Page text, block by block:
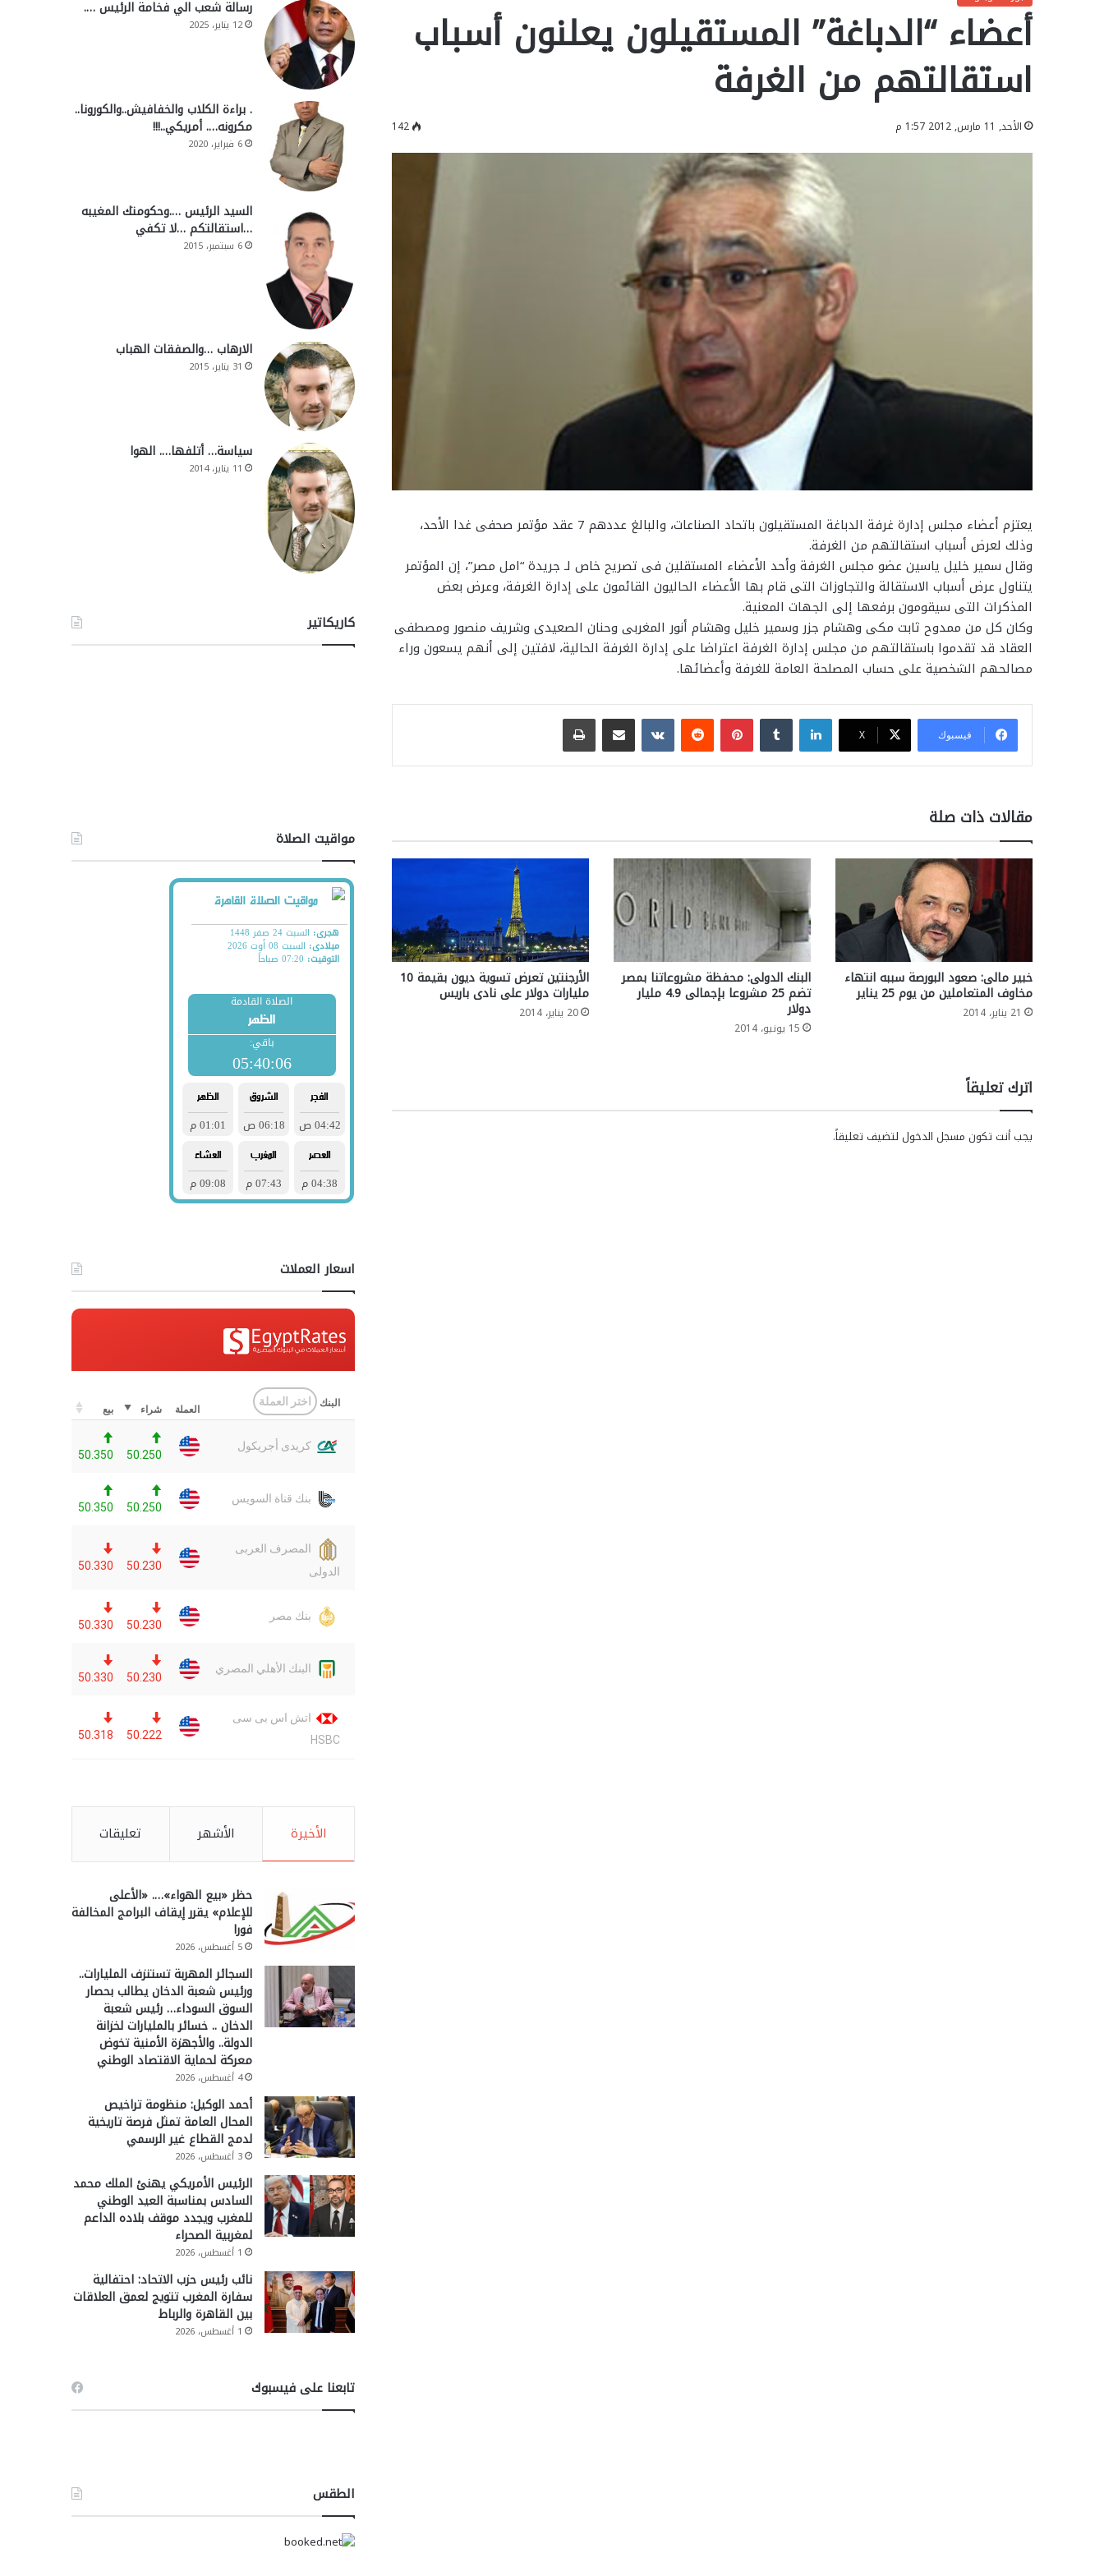
أعضاء “الدباغة” المستقيلون يعلنون أسباب
استقالتهم من الغرفة
الأحد, 11 مارس, 2012 1:57 م 142
يعتزم أعضاء مجلس إدارة غرفة الدباغة المستقيلون باتحاد الصناعات، والبالغ عددهم 7 عقد مؤتمر صحفى غدا الأحد،
وذلك لعرض أسباب استقالتهم من الغرفة.
وقال سمير خليل ياسين عضو مجلس الغرفة وأحد الأعضاء المستقلين فى تصريح خاص لـ جريدة “امل مصر”، إن المؤتمر
يتناول عرض أسباب الاستقالة والتجاوزات التى قام بها الأعضاء الحاليون القائمون على إدارة الغرفة، وعرض بعض
المذكرات التى سيقومون برفعها إلى الجهات المعنية.
وكان كل من ممدوح ثابت مكى وهشام جزر وسمير خليل وهشام أنور المغربى وحنان الصعيدى وشريف منصور ومصطفى
العقاد قد تقدموا باستقالتهم من مجلس إدارة الغرفة اعتراضا على إدارة الغرفة الحالية، لافتين إلى أنهم يسعون وراء
مصالحهم الشخصية على حساب المصلحة العامة للغرفة وأعضائها.
فيسبوك ‫X
لينكدإن بينتيريست مشاركة عبر البريد طباعة
مقالات ذات صلة
خبير مالى: صعود البورصة سببه انتهاء
مخاوف المتعاملين من يوم 25 يناير
21 يناير، 2014
البنك الدولى: محفظة مشروعاتنا بمصر
تضم 25 مشروعا بإجمالى 4.9 مليار
دولار
15 يونيو، 2014
الأرجنتين تعرض تسوية ديون بقيمة 10
مليارات دولار على نادى باريس
20 يناير، 2014
اترك تعليقاً
يجب أنت تكون مسجل الدخول لتضيف تعليقاً.
رسالة شعب الي فخامة الرئيس ….
12 يناير، 2025
. براءة الكلاب والخفافيش..والكورونا..
مكرونه…. أمريكي..!!!
6 فبراير، 2020
السيد الرئيس ….وحكومتك المغيبه
…استقالتكم …لا تكفي
6 سبتمبر، 2015
الارهاب …والصفقات الهباب
31 يناير، 2015
سياسة… أتلفها…. الهوا
11 يناير، 2014
كاريكاتير
مواقيت الصلاة
اسعار العملات
الأخيرة الأشهر تعليقات
حظر «بيع الهواء»…. «الأعلى
للإعلام» يقرر إيقاف البرامج المخالفة
فورا
5 أغسطس، 2026
السجائر المهربة تستنزف المليارات..
ورئيس شعبة الدخان يطالب بحصار
السوق السوداء… رئيس شعبة
الدخان .. خسائر بالمليارات لخزانة
الدولة.. والأجهزة الأمنية تخوض
معركة لحماية الاقتصاد الوطني
4 أغسطس، 2026
أحمد الوكيل: منظومة تراخيص
المحال العامة تمثل فرصة تاريخية
لدمج القطاع غير الرسمي
3 أغسطس، 2026
الرئيس الأمريكي يهنئ الملك محمد
السادس بمناسبة العيد الوطني
للمغرب ويجدد موقف بلاده الداعم
لمغربية الصحراء
1 أغسطس، 2026
نائب رئيس حزب الاتحاد: احتفالية
سفارة المغرب تتويج لعمق العلاقات
بين القاهرة والرباط
1 أغسطس، 2026
تابعنا على فيسبوك
الطقس